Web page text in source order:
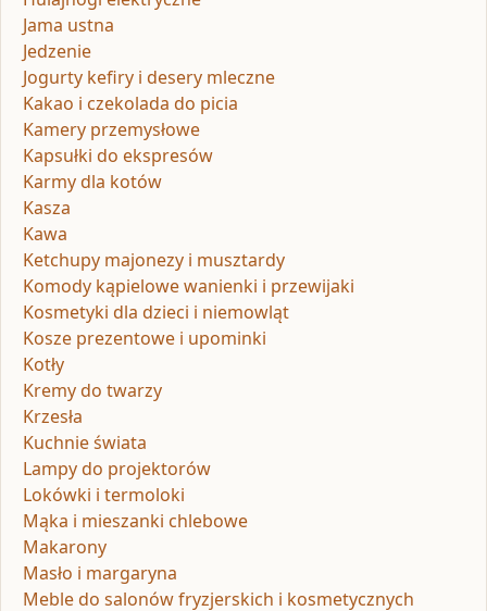
Jama ustna
Jedzenie
Jogurty kefiry i desery mleczne
Kakao i czekolada do picia
Kamery przemysłowe
Kapsułki do ekspresów
Karmy dla kotów
Kasza
Kawa
Ketchupy majonezy i musztardy
Komody kąpielowe wanienki i przewijaki
Kosmetyki dla dzieci i niemowląt
Kosze prezentowe i upominki
Kotły
Kremy do twarzy
Krzesła
Kuchnie świata
Lampy do projektorów
Lokówki i termoloki
Mąka i mieszanki chlebowe
Makarony
Masło i margaryna
Meble do salonów fryzjerskich i kosmetycznych